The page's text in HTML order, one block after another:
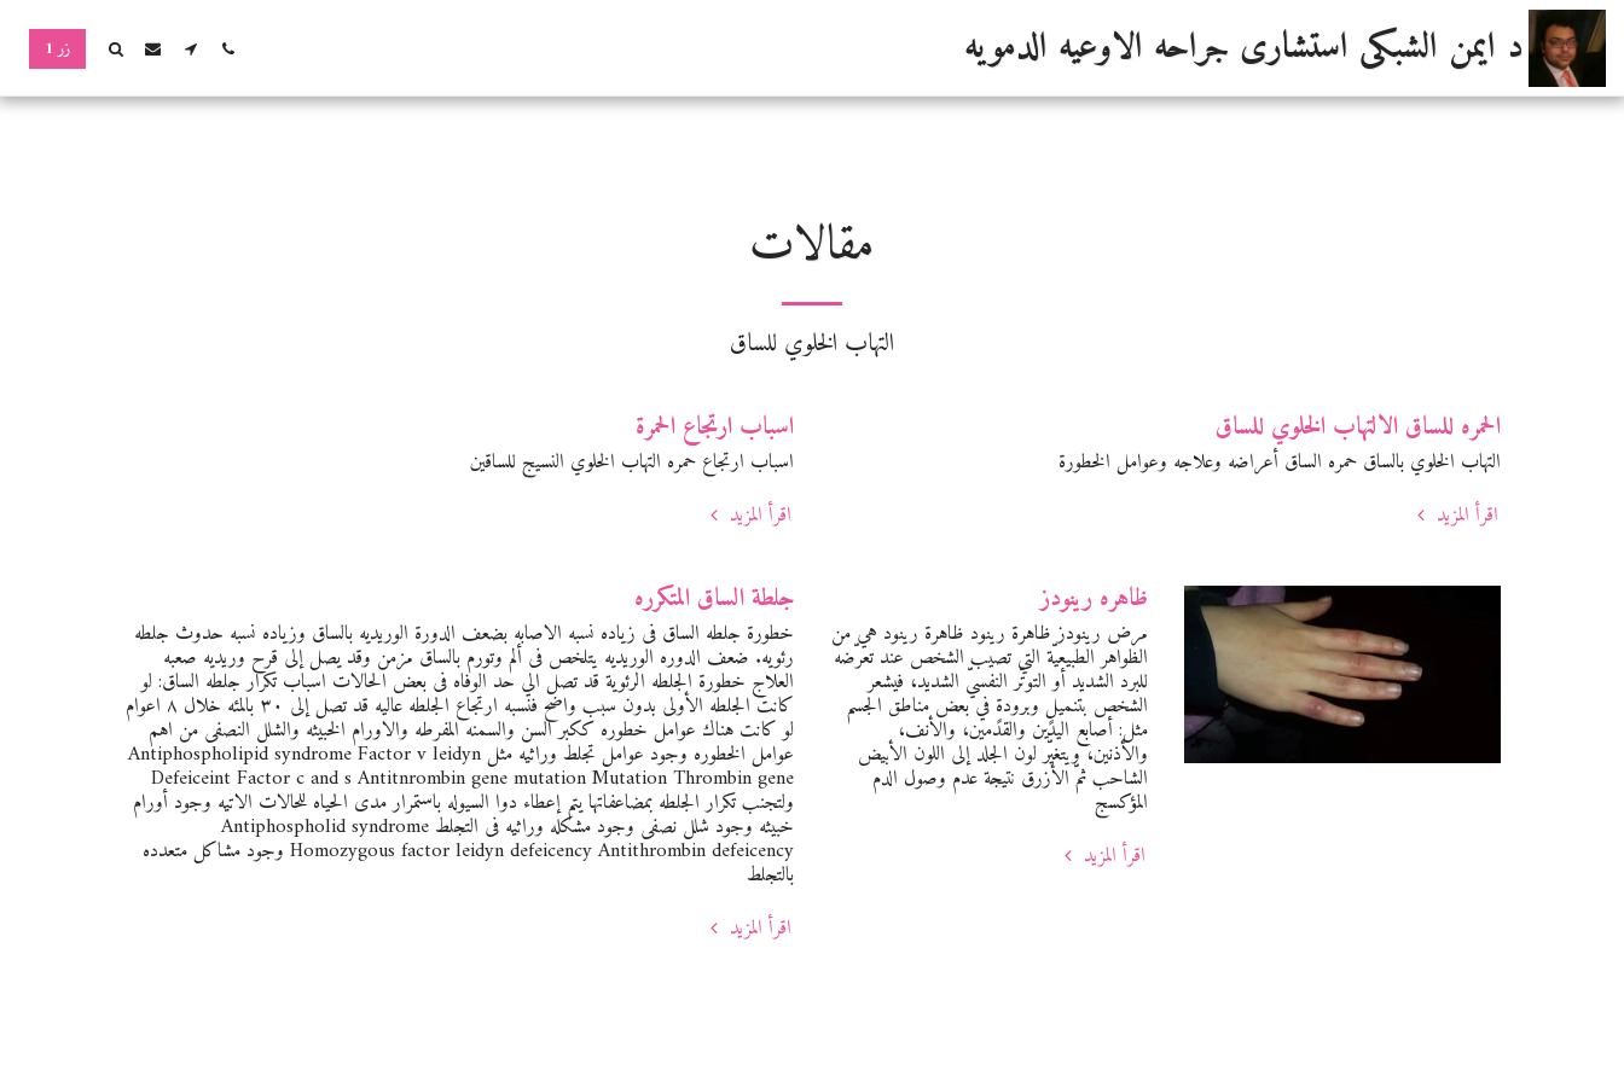
د ايمن الشبكى استشارى جراحه الاوعيه الدمويه زر 1
مقالات
التهاب الخلوي للساق
الحمره للساق الالتهاب الخلوي للساق
التهاب الخلوي بالساق حمره الساق أعراضه وعلاجه وعوامل الخطورة
اقرأ المزيد
اسباب ارتجاع الحمرة
اسباب ارتجاع حمره التهاب الخلوي النسيج للساقين
اقرأ المزيد
ظاهره رينودز
مرض رينودز ظاهرة رينود ظاهرة رينود هي من
الظواهر الطبيعيّة التي تصيب الشخص عند تعرّضه
للبرد الشديد أو التوتّر النفسيّ الشديد، فيشعر
الشخص بتنميلٍ وبرودةٍ في بعض مناطق الجسم
مثل: أصابع اليدين والقدمين، والأنف،
والأذنين، ويتغيّر لون الجلد إلى اللون الأبيض
الشاحب ثمّ الأزرق نتيجة عدم وصول الدم
المؤكسج
اقرأ المزيد
جلطة الساق المتكرره
خطورة جلطه الساق فى زياده نسبه الاصابه بضعف الدورة الوريديه بالساق وزياده نسبه حدوث جلطه
رئويه. ضعف الدوره الوريديه يتلخص فى ألم وتورم بالساق مزمن وقد يصل إلى قرح وريديه صعبه
العلاج خطورة الجلطه الرئوية قد تصل الي حد الوفاه فى بعض الحالات اسباب تكرار جلطه الساق: لو
كانت الجلطه الأولى بدون سبب واضح فنسبه ارتجاع الجلطه عاليه قد تصل إلى ٣٠ بالمئه خلال ٨ اعوام
لو كانت هناك عوامل خطوره ككبر السن والسمنه المفرطه والاورام الخبيثه والشلل النصفى من اهم
عوامل الخطوره وجود عوامل تجلط وراثيه مثل Antiphospholipid syndrome Factor v leidyn
Defeiceint Factor c and s Antitnrombin gene mutation Mutation Thrombin gene
ولتجنب تكرار الجلطه بمضاعفاتها يتم إعطاء دوا السيوله باستمرار مدى الحياه للحالات الاتيه وجود أورام
خبيثه وجود شلل نصفى وجود مشكله وراثيه فى التجلط Antiphospholid syndrome
Homozygous factor leidyn defeicency Antithrombin defeicency وجود مشاكل متعدده
بالتجلط
اقرأ المزيد